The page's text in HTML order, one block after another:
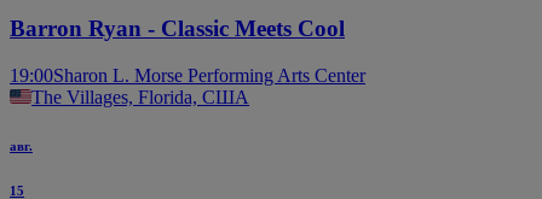
Barron Ryan - Classic Meets Cool
19:00Sharon L. Morse Performing Arts Center
The Villages, Florida, США
авг.
15